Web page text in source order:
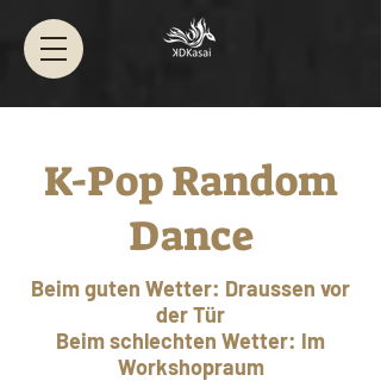
K-Pop Random
Dance
Beim guten Wetter: Draussen vor
der Tür
Beim schlechten Wetter: Im
Workshopraum